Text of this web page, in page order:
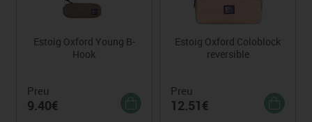
Estoig Oxford Young B-
Hook
Preu
9.40€
Estoig Oxford Coloblock
reversible
Preu
12.51€